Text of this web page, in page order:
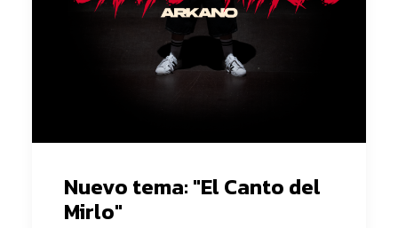
Nuevo tema: "El Canto del
Mirlo"